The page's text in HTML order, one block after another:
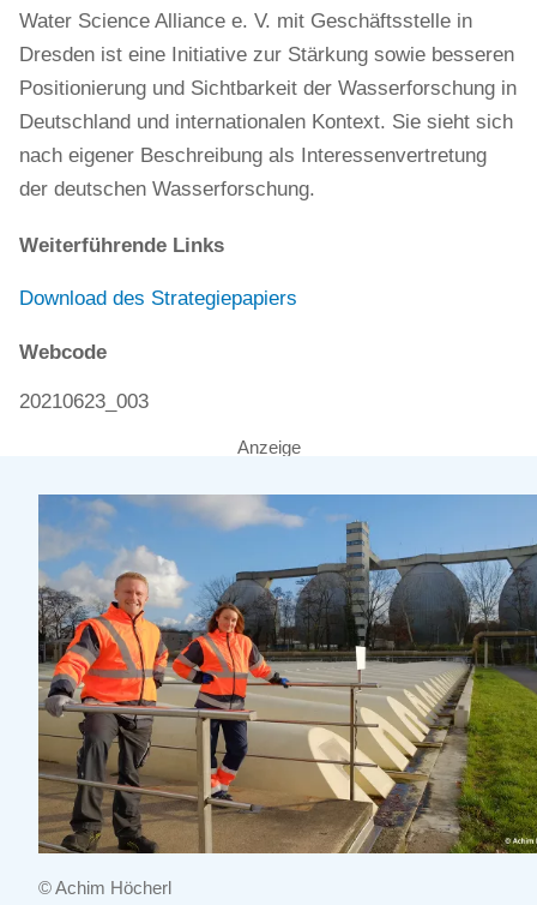
Water Science Alliance e. V. mit Geschäftsstelle in
Dresden ist eine Initiative zur Stärkung sowie besseren
Positionierung und Sichtbarkeit der Wasserforschung in
Deutschland und internationalen Kontext. Sie sieht sich
nach eigener Beschreibung als Interessenvertretung
der deutschen Wasserforschung.
Weiterführende Links
Download des Strategiepapiers
Webcode
20210623_003
Anzeige
© Achim Höcherl